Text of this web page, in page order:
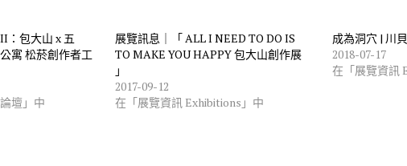
：包大山 x 五
寓 松菸創作者工
壇」中
展覽訊息｜「 ALL I NEED TO DO IS
TO MAKE YOU HAPPY 包大山創作展
」
2017-09-12
在「展覽資訊 Exhibitions」中
成為洞穴 | 川
2018-07-17
在「展覽資訊